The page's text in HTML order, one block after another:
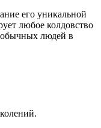
его уникальной
любое колдовство
обычных людей в